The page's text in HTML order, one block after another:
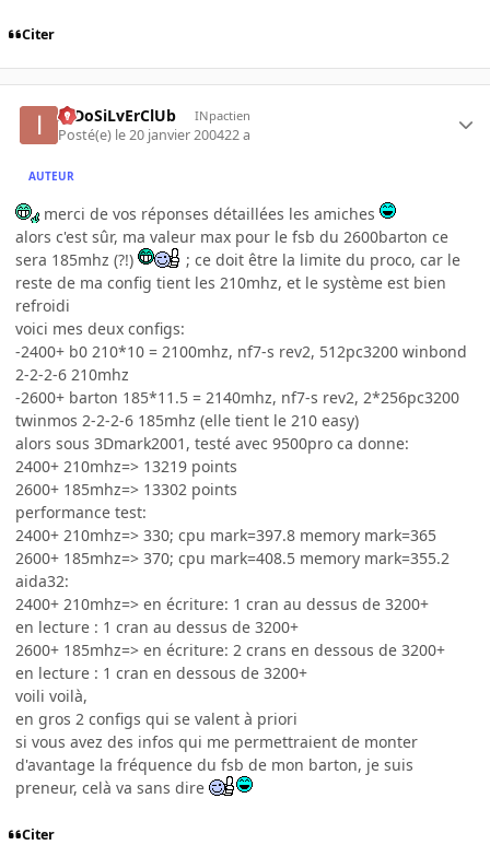
Citer
InDoSiLvErClUb INpactien
Posté(e) le 20 janvier 200422 a
AUTEUR
merci de vos réponses détaillées les amiches
alors c'est sûr, ma valeur max pour le fsb du 2600barton ce
sera 185mhz (?!)
; ce doit être la limite du proco, car le
reste de ma config tient les 210mhz, et le système est bien
refroidi
voici mes deux configs:
-2400+ b0 210*10 = 2100mhz, nf7-s rev2, 512pc3200 winbond
2-2-2-6 210mhz
-2600+ barton 185*11.5 = 2140mhz, nf7-s rev2, 2*256pc3200
twinmos 2-2-2-6 185mhz (elle tient le 210 easy)
alors sous 3Dmark2001, testé avec 9500pro ca donne:
2400+ 210mhz=> 13219 points
2600+ 185mhz=> 13302 points
performance test:
2400+ 210mhz=> 330; cpu mark=397.8 memory mark=365
2600+ 185mhz=> 370; cpu mark=408.5 memory mark=355.2
aida32:
2400+ 210mhz=> en écriture: 1 cran au dessus de 3200+
en lecture : 1 cran au dessus de 3200+
2600+ 185mhz=> en écriture: 2 crans en dessous de 3200+
en lecture : 1 cran en dessous de 3200+
voili voilà,
en gros 2 configs qui se valent à priori
si vous avez des infos qui me permettraient de monter
d'avantage la fréquence du fsb de mon barton, je suis
preneur, celà va sans dire
Citer